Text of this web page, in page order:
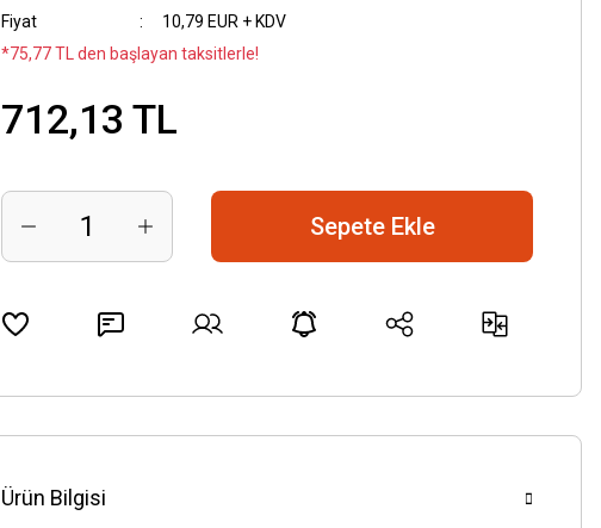
Fiyat
10,79 EUR + KDV
*75,77 TL den başlayan taksitlerle!
712,13 TL
Sepete Ekle
Ürün Bilgisi